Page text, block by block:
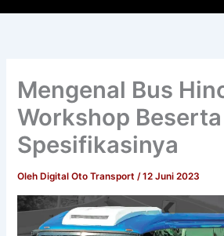
Mengenal Bus
Workshop Beserta
Spesifikasinya
Oleh Digital Oto Transport/12 Juni 2023